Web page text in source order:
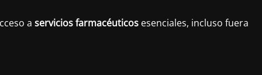
a servicios farmacéuticos esenciales, incluso fuera